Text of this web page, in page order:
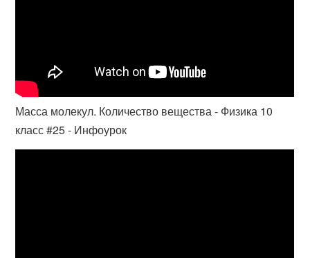
Масса молекул. Количество вещества - Физика 10
класс #25 - Инфоурок